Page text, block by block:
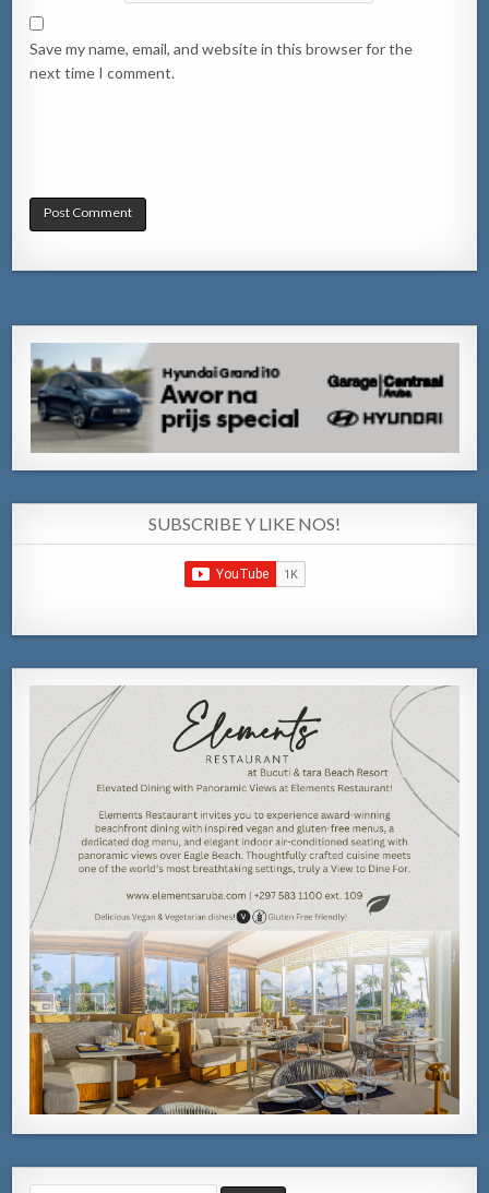
Save my name, email, and website in this browser for the
next time I comment.
SUBSCRIBE Y LIKE NOS!